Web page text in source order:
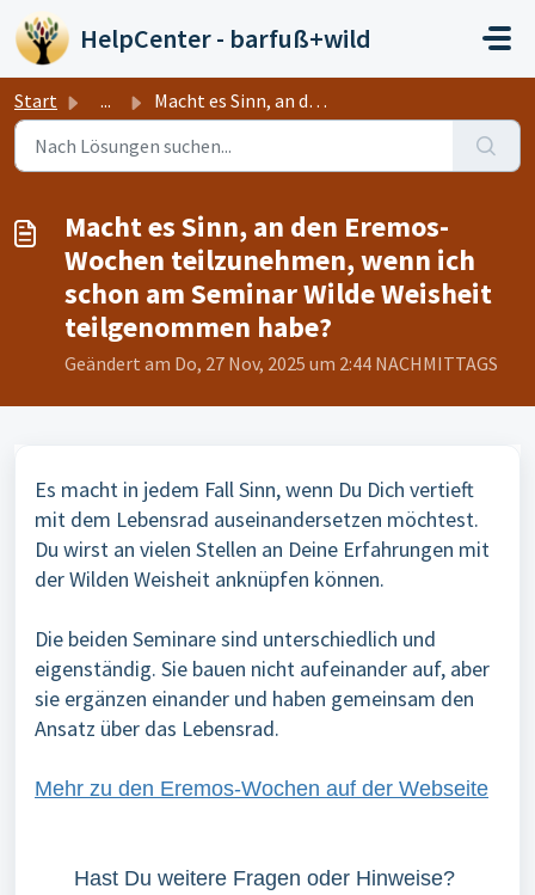
Zum hauptsächlichen Inhalt gehen
HelpCenter - barfuß+wild
Start ... Macht es Sinn, an den Eremos-Wochen teilzunehmen, wenn ic...
Macht es Sinn, an den Eremos-
Wochen teilzunehmen, wenn ich
schon am Seminar Wilde Weisheit
teilgenommen habe?
Geändert am Do, 27 Nov, 2025 um 2:44 NACHMITTAGS
Es macht in jedem Fall Sinn, wenn Du Dich vertieft
mit dem Lebensrad auseinandersetzen möchtest.
Du wirst an vielen Stellen an Deine Erfahrungen mit
der Wilden Weisheit anknüpfen können.
Die beiden Seminare sind unterschiedlich und
eigenständig. Sie bauen nicht aufeinander auf, aber
sie ergänzen einander und haben gemeinsam den
Ansatz über das Lebensrad.
Mehr zu den Eremos-Wochen auf der Webseite
Hast Du weitere Fragen oder Hinweise?